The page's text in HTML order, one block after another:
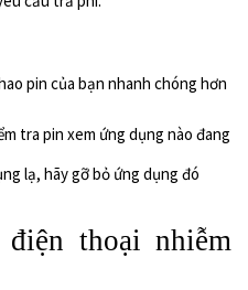
pin của bạn nhanh chóng hơn
tra pin xem ứng dụng nào đang
lạ, hãy gỡ bỏ ứng dụng đó
thoại nhiễm